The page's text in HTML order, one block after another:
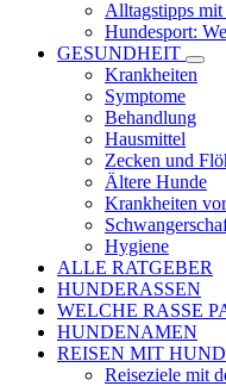
Alltagstipps
Hundesport:
GESUNDHEIT
Krankheiten
Symptome
Behandlung
Hausmittel
Zecken und
Ältere Hunde
Krankheiten
Hygiene
ALLE RATGEBER
HUNDERASSEN
WELCHE RASSE
HUNDENAMEN
REISEN MIT HUND
Reiseziele mit